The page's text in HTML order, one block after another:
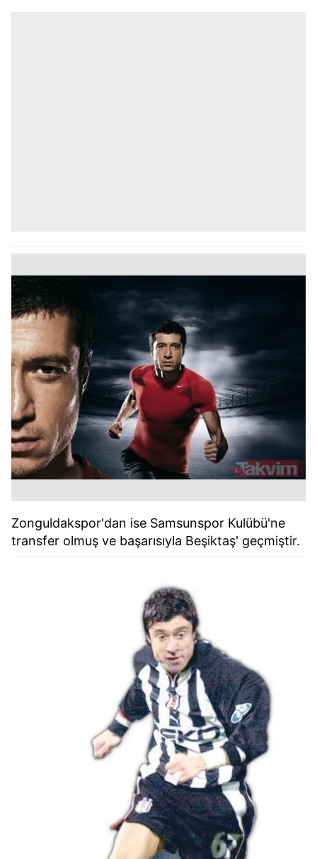
Zonguldakspor'dan ise Samsunspor Kulübü'ne
transfer olmuş ve başarısıyla Beşiktaş' geçmiştir.